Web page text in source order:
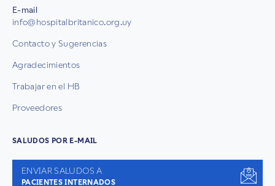
E-mail
info@hospitalbritanico.org.uy
Contacto y Sugerencias
Agradecimientos
Trabajar en el HB
Proveedores
SALUDOS POR E-MAIL
ENVIAR SALUDOS A
PACIENTES INTERNADOS